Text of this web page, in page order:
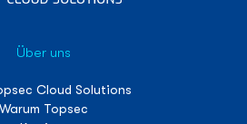
Über uns
Cloud Solutions
Warum Topsec